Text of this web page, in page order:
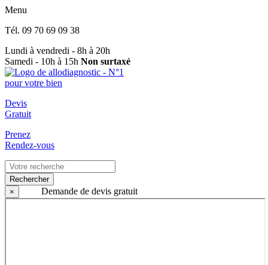
Menu
Tél. 09 70 69 09 38
Lundi à vendredi - 8h à 20h
Samedi - 10h à 15h Non surtaxé
Devis
Gratuit
Prenez
Rendez-vous
Rechercher
×
Demande de devis gratuit